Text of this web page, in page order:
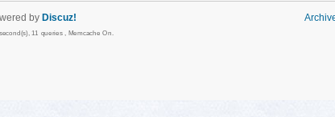
by Discuz!
11 queries , Memcache On.